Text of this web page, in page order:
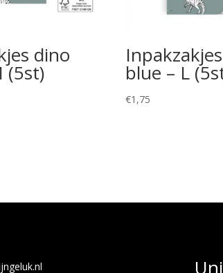
dino
(5st) blue – L
€1,75